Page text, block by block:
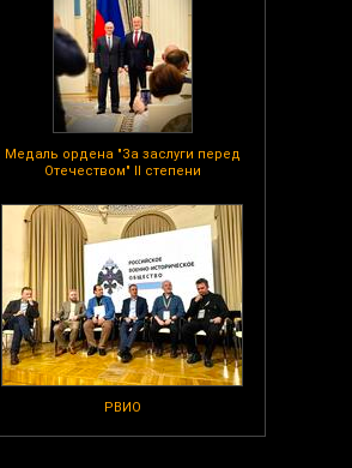
Медаль ордена "За заслуги перед
Отечеством" II степени
РВИО